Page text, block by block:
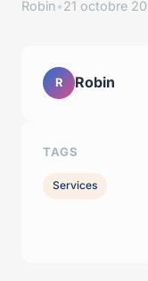
Robin•21 octobre
R Robin
TAGS
Services